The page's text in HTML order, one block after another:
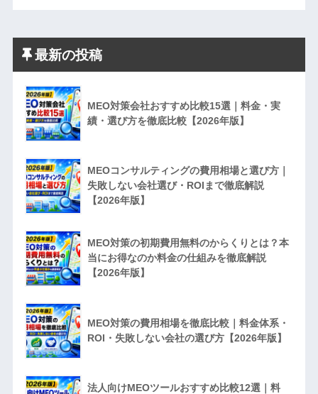
最新の投稿
MEO対策会社おすすめ比較15選｜料金・実
績・選び方を徹底比較【2026年版】
MEOコンサルティングの費用相場と選び方｜
失敗しない会社選び・ROIまで徹底解説
【2026年版】
MEO対策の初期費用無料のからくりとは？本
当にお得なのか料金の仕組みを徹底解説
【2026年版】
MEO対策の費用相場を徹底比較｜料金体系・
ROI・失敗しない会社の選び方【2026年版】
法人向けMEOツールおすすめ比較12選｜料